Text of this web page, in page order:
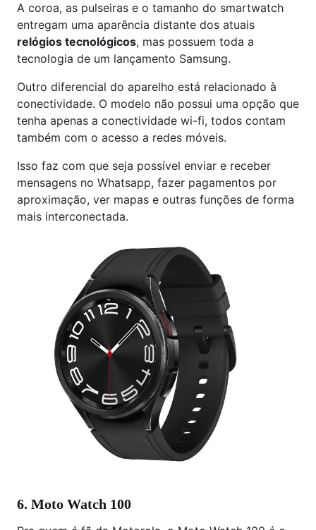
A coroa, as pulseiras e o tamanho do smartwatch
entregam uma aparência distante dos atuais
relógios tecnológicos, mas possuem toda a
tecnologia de um lançamento Samsung.
Outro diferencial do aparelho está relacionado à
conectividade. O modelo não possui uma opção que
tenha apenas a conectividade wi-fi, todos contam
também com o acesso a redes móveis.
Isso faz com que seja possível enviar e receber
mensagens no Whatsapp, fazer pagamentos por
aproximação, ver mapas e outras funções de forma
mais interconectada.
6. Moto Watch 100